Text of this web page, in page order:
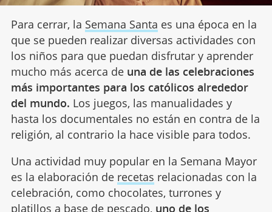
Para cerrar, la Semana Santa es una época en la
que se pueden realizar diversas actividades con
los niños para que puedan disfrutar y aprender
mucho más acerca de una de las celebraciones
más importantes para los católicos alrededor
del mundo. Los juegos, las manualidades y
hasta los documentales no están en contra de la
religión, al contrario la hace visible para todos.
Una actividad muy popular en la Semana Mayor
es la elaboración de recetas relacionadas con la
celebración, como chocolates, turrones y
platillos a base de pescado, uno de los